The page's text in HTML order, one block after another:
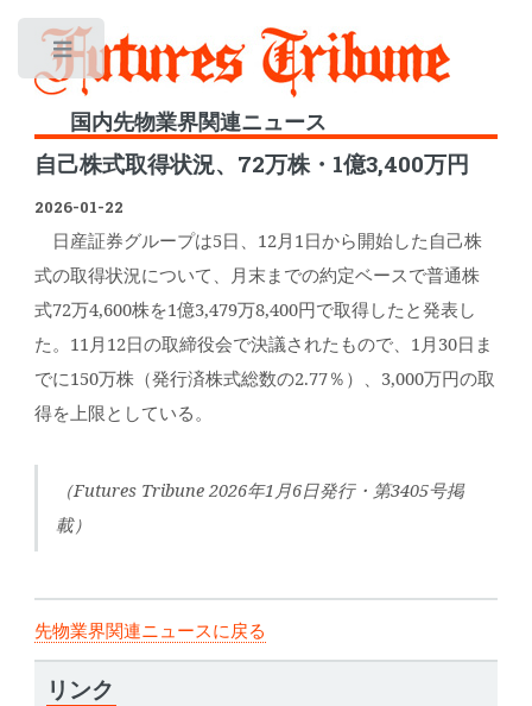
国内先物業界関連ニュース
自己株式取得状況、72万株・1億3,400万円
2026-01-22
日産証券グループは5日、12月1日から開始した自己株
式の取得状況について、月末までの約定ベースで普通株
式72万4,600株を1億3,479万8,400円で取得したと発表し
た。11月12日の取締役会で決議されたもので、1月30日ま
でに150万株（発行済株式総数の2.77％）、3,000万円の取
得を上限としている。
（Futures Tribune 2026年1月6日発行・第3405号掲
載）
先物業界関連ニュースに戻る
リンク
Toggle